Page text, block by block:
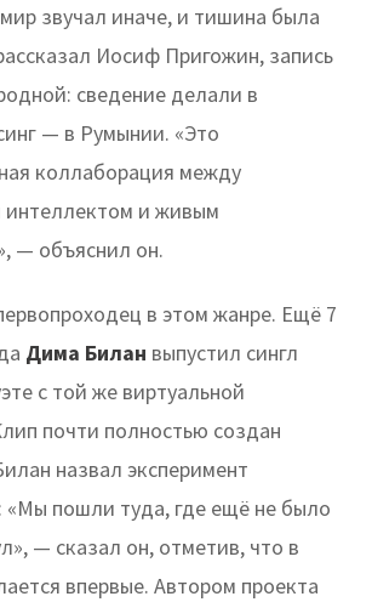
звучал иначе, и тишина была
Иосиф Пригожин, запись
сведение делали в
— в Румынии. «Это
коллаборация между
интеллектом и живым
— объяснил он.
в этом жанре. Ещё 7
Дима Билан выпустил сингл
с той же виртуальной
почти полностью создан
назвал эксперимент
«Мы пошли туда, где ещё не было
— сказал он, отметив, что в
впервые. Автором проекта